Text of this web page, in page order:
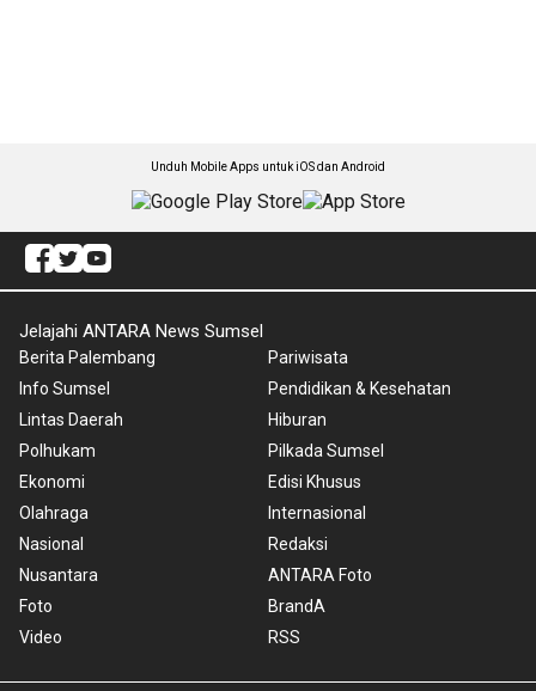
Unduh Mobile Apps untuk iOS dan Android
Jelajahi ANTARA News Sumsel
Berita Palembang
Info Sumsel
Lintas Daerah
Polhukam
Ekonomi
Olahraga
Nasional
Nusantara
Foto
Video
Pariwisata
Pendidikan & Kesehatan
Hiburan
Pilkada Sumsel
Edisi Khusus
Internasional
Redaksi
ANTARA Foto
BrandA
RSS